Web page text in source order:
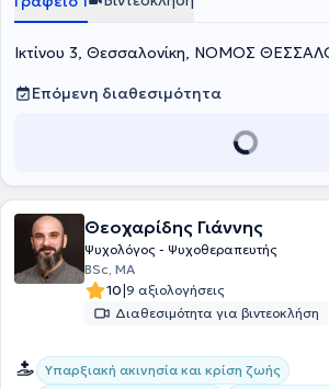
Ικτίνου 3, Θεσσαλονίκη, ΝΟΜΟΣ
Επόμενη διαθεσιμότητα
Θεοχαρίδης Γιάννης
Ψυχολόγος - Ψυχοθεραπευτής
BSc, MA
10|9 αξιολογήσεις
Διαθεσιμότητα για βιντεοκλήση
Υπαρξιακή ακινησία και κρίση ζωής